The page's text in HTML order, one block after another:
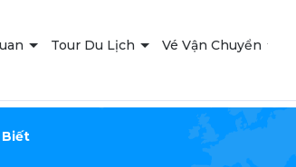
Tour Du Lịch Vé Vận Chuyển
Biết